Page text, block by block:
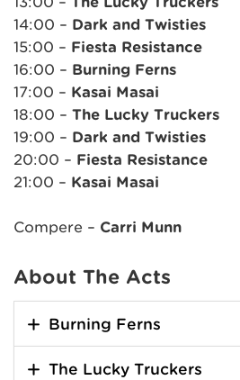
14:00 – Dark and Twisties
15:00 – Fiesta Resistance
16:00 – Burning Ferns
17:00 – Kasai Masai
18:00 – The Lucky Truckers
19:00 – Dark and Twisties
20:00 – Fiesta Resistance
21:00 – Kasai Masai
Compere – Carri Munn
About The Acts
Burning Ferns
The Lucky Truckers